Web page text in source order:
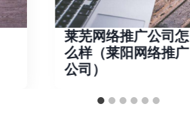
莱芜网络推广公司怎
么样（莱阳网络推广
公司）